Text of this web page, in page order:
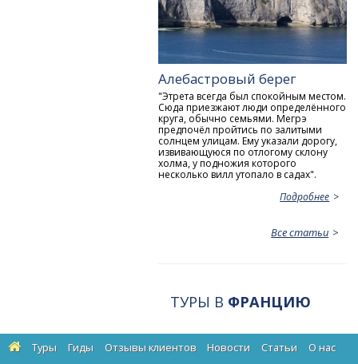
Алебастровый берег
"Этрета всегда был спокойным местом.
Сюда приезжают люди определённого
круга, обычно семьями. Мегрэ
предпочёл пройтись по залитыми
солнцем улицам. Ему указали дорогу,
извивающуюся по отлогому склону
холма, у подножия которого
несколько вилл утопало в садах".
Подробнее
Все статьи
ТУРЫ В ФРАНЦИЮ
Туры Гиды Отзывы клиентов Новости Статьи
О нас